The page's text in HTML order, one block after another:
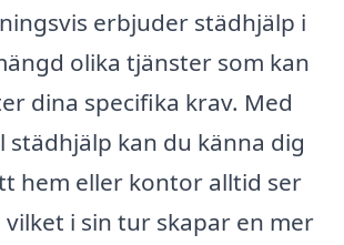
erbjuder städhjälp i
olika tjänster som kan
dina specifika krav. Med
städhjälp kan du känna dig
hem eller kontor alltid ser
i sin tur skapar en mer